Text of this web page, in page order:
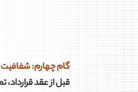
گام چهارم: شفافیت
قبل از عقد